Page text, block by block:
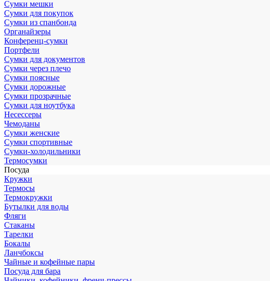
Сумки мешки
Сумки для покупок
Сумки из спанбонда
Органайзеры
Конференц-сумки
Портфели
Сумки для документов
Сумки через плечо
Сумки поясные
Сумки дорожные
Сумки прозрачные
Сумки для ноутбука
Несессеры
Чемоданы
Сумки женские
Сумки спортивные
Сумки-холодильники
Термосумки
Посуда
Кружки
Термосы
Термокружки
Бутылки для воды
Фляги
Стаканы
Тарелки
Бокалы
Ланчбоксы
Чайные и кофейные пары
Посуда для бара